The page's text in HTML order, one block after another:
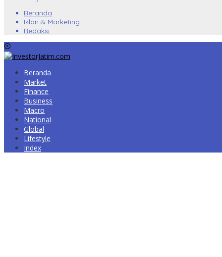
Beranda
Iklan & Marketing
Redaksi
Beranda
Market
Finance
Business
Macro
National
Global
Lifestyle
Index